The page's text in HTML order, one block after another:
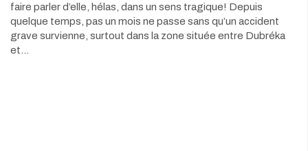
faire parler d’elle, hélas, dans un sens tragique! Depuis
quelque temps, pas un mois ne passe sans qu’un accident
grave survienne, surtout dans la zone située entre Dubréka
et…